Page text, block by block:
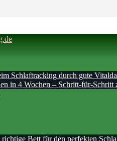
Schlaftracking durch gute
in 4 Wochen – Schritt‑für‑Schritt
richtige Bett für den perfekten